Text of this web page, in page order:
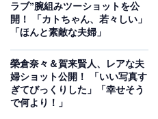
ラブ”腕組みツーショットを公
開！ 「カトちゃん、若々しい」
「ほんと素敵な夫婦」
榮倉奈々＆賀来賢人、レアな夫
婦ショット公開！ 「いい写真す
ぎてびっくりした」「幸せそう
で何より！」